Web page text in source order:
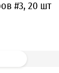
#3, 20 шт